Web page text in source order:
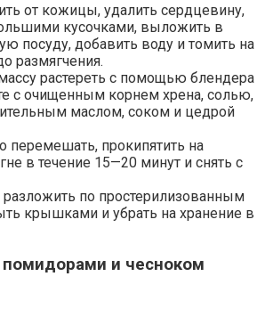
от кожицы, удалить сердцевину,
кусочками, выложить в
посуду, добавить воду и томить на
размягчения.
растереть с помощью блендера
с очищенным корнем хрена, солью,
маслом, соком и цедрой
перемешать, прокипятить на
в течение 15—20 минут и снять с
разложить по простерилизованным
крышками и убрать на хранение в
помидорами и чесноком